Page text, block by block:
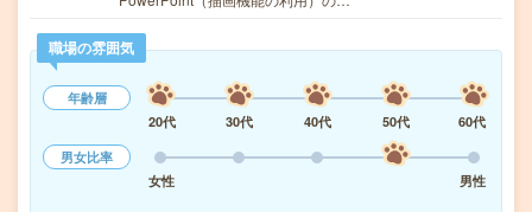
職場の雰囲気
年齢層
20代
30代 40代 50代
60代
男女比率
女性
男性